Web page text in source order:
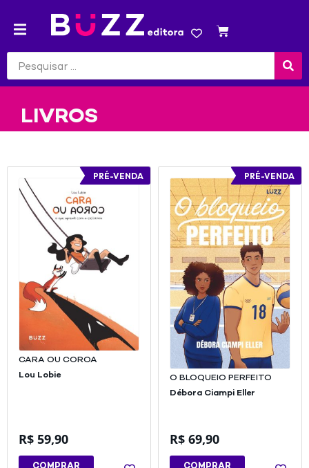
LIVROS
PRÉ-VENDA
CARA OU COROA
Lou Lobie
R$ 59,90
PRÉ-VENDA
O BLOQUEIO PERFEITO
Débora Ciampi Eller
R$ 69,90